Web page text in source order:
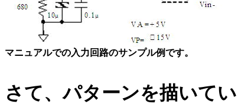
マニュアルでの入力回路のサンプル例です。
さて、パターンを描いて